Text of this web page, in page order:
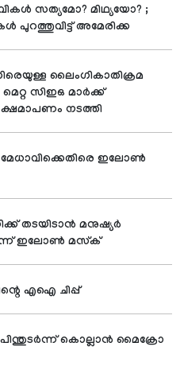
സത്യമോ? മിഥ്യയോ? ;
പുറത്തുവിട്ട് അമേരിക്ക
ലൈംഗികാതിക്രമ
സിഇഒ മാര്‍ക്ക്
നടത്തി
മേധാവിക്കെതിരെ ഇലോണ്‍
തടയിടാന്‍ മനുഷ്യര്‍
ഇലോണ്‍ മസ്‌ക്
എഐ ചിപ്പ്
കൊല്ലാന്‍ മൈക്രോ